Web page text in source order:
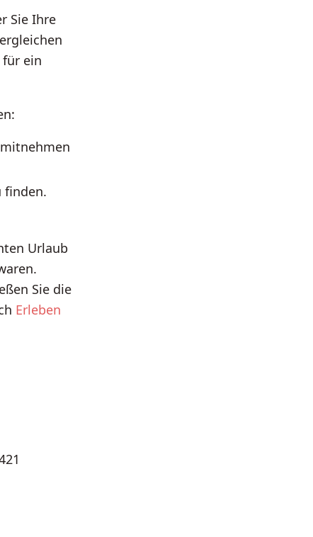
Sie Ihre
ein
finden.
Urlaub
Sie die
Erleben